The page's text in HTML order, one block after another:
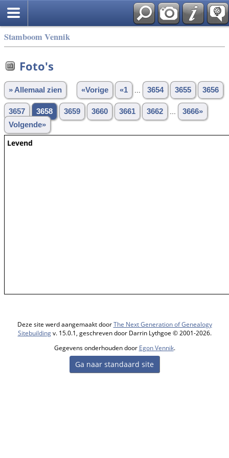
Stamboom Vennik
Foto's
» Allemaal zien «Vorige «1 3654 3655 3656
3657 3658 3659 3660 3661 3662
3666»
Volgende»
Levend
Deze site werd aangemaakt doorThe Next Generation of Genealogy
Sitebuildingv. 15.0.1, geschreven door Darrin Lythgoe © 2001-2026.
Gegevens onderhouden door Egon Vennik.
Ga naar standaard site